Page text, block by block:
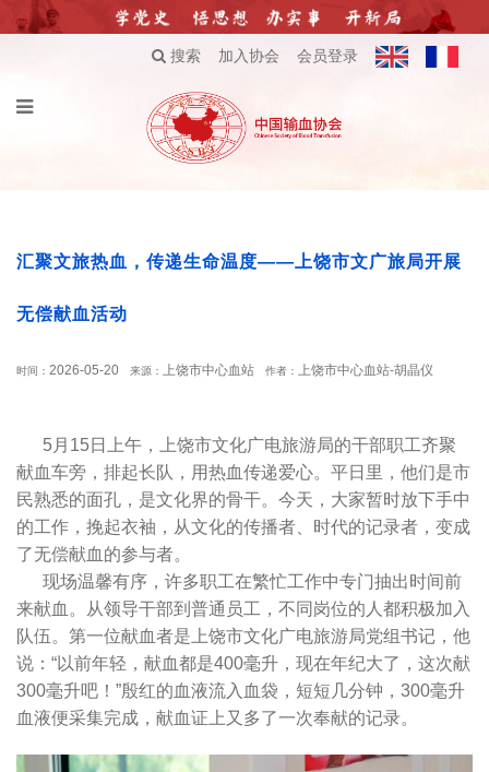
搜索 加入协会 会员登录
汇聚文旅热血，传递生命温度——上饶市文广旅局开展
无偿献血活动
时间： 2026-05-20 来源： 上饶市中心血站 作者： 上饶市中心血站-胡晶仪
5月15日上午，上饶市文化广电旅游局的干部职工齐聚
献血车旁，排起长队，用热血传递爱心。平日里，他们是市
民熟悉的面孔，是文化界的骨干。今天，大家暂时放下手中
的工作，挽起衣袖，从文化的传播者、时代的记录者，变成
了无偿献血的参与者。
现场温馨有序，许多职工在繁忙工作中专门抽出时间前
来献血。从领导干部到普通员工，不同岗位的人都积极加入
队伍。第一位献血者是上饶市文化广电旅游局党组书记，他
说：“以前年轻，献血都是400毫升，现在年纪大了，这次献
300毫升吧！”殷红的血液流入血袋，短短几分钟，300毫升
血液便采集完成，献血证上又多了一次奉献的记录。